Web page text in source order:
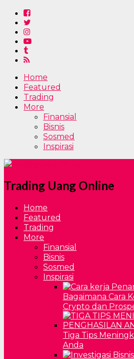
Home
Featured
Trading
More
Finansial
Bisnis
Sosmed
Inspirasi
Trading Uang Online
Home
Featured
Trading
More
Finansial
Bisnis
Sosmed
Inspirasi
Bagaimana Cara
Crypto dan
Tiga Tips
Anda